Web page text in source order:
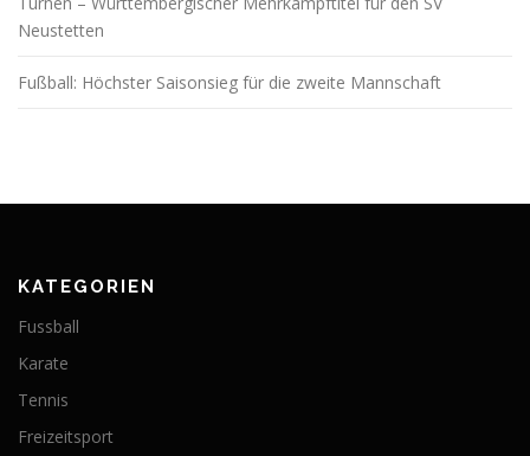
Neustetten
Fußball: Höchster Saisonsieg für die zweite Mannschaft
KATEGORIEN
Fussball
Karate
Tennis
Freizeitsport